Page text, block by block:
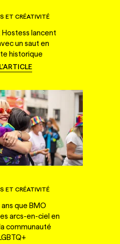
ET CRÉATIVITÉ
lancent
un saut en
historique
ET CRÉATIVITÉ
que BMO
arcs-en-ciel en
communauté